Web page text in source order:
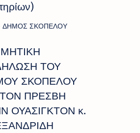
ΤΟΥ
ΣΚΟΠΕΛΟΥ
ΤΟΝ ΠΡΕΣΒΗ
ΟΥΑΣΙΓΚΤΟΝ κ.